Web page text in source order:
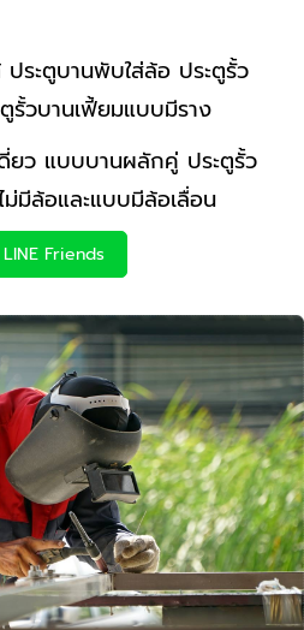
ระตูบานพับใส่ล้อ ประตูรั้ว
รั้วบานเฟี้ยมแบบมีราง
ยว แบบบานผลักคู่ ประตูรั้ว
มีล้อและแบบมีล้อเลื่อน
Friends